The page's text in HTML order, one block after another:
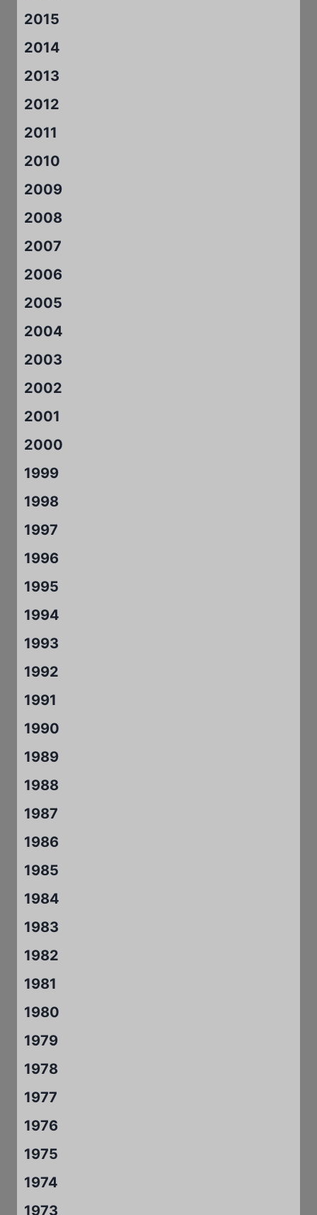
2015
2014
2013
2012
2011
2010
2009
2008
2007
2006
2005
2004
2003
2002
2001
2000
1999
1998
1997
1996
1995
1994
1993
1992
1991
1990
1989
1988
1987
1986
1985
1984
1983
1982
1981
1980
1979
1978
1977
1976
1975
1974
1973